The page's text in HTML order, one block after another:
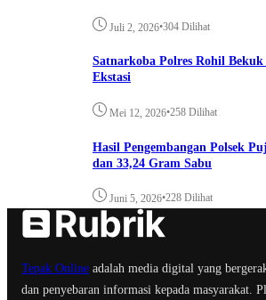
Juli 2, 2026•304 Dilihat
Satnarkoba Polres Rohil
Ekstasi
Mei 12, 2026•258 Dilihat
Hasil Pengembangan Polsek
dan 33,24 Gram Sabu
Juni 5, 2026•228 Dilihat
Tepak Online adalah media digital yang
dan penyebaran informasi kepada masyarakat.